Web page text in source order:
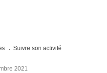
Suivre son activité
2021